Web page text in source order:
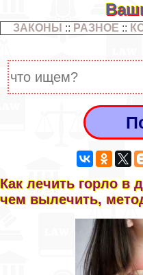
ЗАКОНЫ :: РАЗНОЕ ::
Как лечить горло в
чем вылечить,